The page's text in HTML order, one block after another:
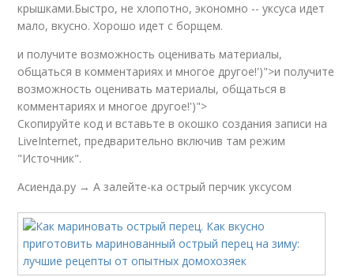
крышками.Быстро, не хлопотно, экономно -- уксуса идет
мало, вкусно. Хорошо идет с борщем.
и получите возможность оценивать материалы,
общаться в комментариях и многое другое!')">и получите
возможность оценивать материалы, общаться в
комментариях и многое другое!')">
Скопируйте код и вставьте в окошко создания записи на
LiveInternet, предварительно включив там режим
"Источник".
Асиенда.ру → А залейте-ка острый перчик уксусом